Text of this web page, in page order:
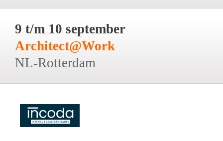
9 t/m 10 september
Architect@Work
NL-Rotterdam